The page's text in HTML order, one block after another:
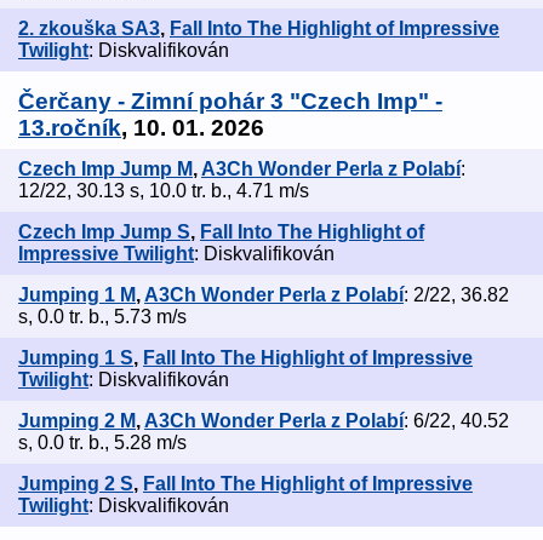
2. zkouška SA3, Fall Into The Highlight of Impressive
Twilight: Diskvalifikován
Čerčany - Zimní pohár 3 "Czech Imp" -
13.ročník, 10. 01. 2026
Czech Imp Jump M,A3Ch Wonder Perla z Polabí:
12/22, 30.13 s, 10.0 tr. b., 4.71 m/s
Czech Imp Jump S, Fall Into The Highlight of
Impressive Twilight: Diskvalifikován
Jumping 1 M,A3Ch Wonder Perla z Polabí: 2/22, 36.82
s, 0.0 tr. b., 5.73 m/s
Jumping 1 S, Fall Into The Highlight of Impressive
Twilight: Diskvalifikován
Jumping 2 M,A3Ch Wonder Perla z Polabí: 6/22, 40.52
s, 0.0 tr. b., 5.28 m/s
Jumping 2 S, Fall Into The Highlight of Impressive
Twilight: Diskvalifikován